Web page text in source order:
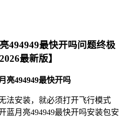
494949最快开吗问题终极
最新版】
亮494949最快开吗
法安装，就必须打开飞行模式
蓝月亮494949最快开吗安装包安